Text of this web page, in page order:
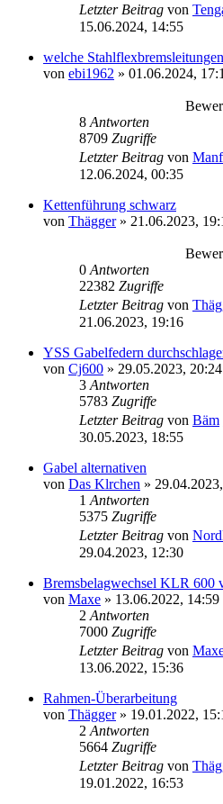
Letzter Beitrag von
15.06.2024, 14:55
welche
von ebi1962 » 01.06.2024,
8 Antworten
8709 Zugriffe
Letzter Beitrag von
12.06.2024, 00:35
Kettenführung schwarz
von Thägger» 21.06.2023,
0 Antworten
22382 Zugriffe
Letzter Beitrag von
21.06.2023, 19:16
YSS Gabelfedern
von Cj600 » 29.05.2023, 20:24
3 Antworten
5783 Zugriffe
Letzter Beitrag von Bäm
30.05.2023, 18:55
Gabel alternativen
von Das Klrchen »
1 Antworten
5375 Zugriffe
Letzter Beitrag von
29.04.2023, 12:30
Bremsbelagwechsel KLR 600
von Maxe » 13.06.2022, 14:59
2 Antworten
7000 Zugriffe
Letzter Beitrag von
13.06.2022, 15:36
Rahmen-Überarbeitung
von Thägger» 19.01.2022,
2 Antworten
5664 Zugriffe
Letzter Beitrag von
19.01.2022, 16:53